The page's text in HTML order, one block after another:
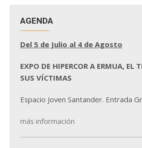
AGENDA
Del 5 de Julio al 4 de Agosto
EXPO DE HIPERCOR A ERMUA, EL
SUS VÍCTIMAS
Espacio Joven Santander. Entrada
más información